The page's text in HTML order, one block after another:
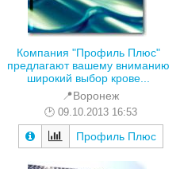
Компания "Профиль Плюс"
предлагают вашему вниманию
широкий выбор крове...
📍Воронеж
09.10.2013 16:53
Профиль Плюс